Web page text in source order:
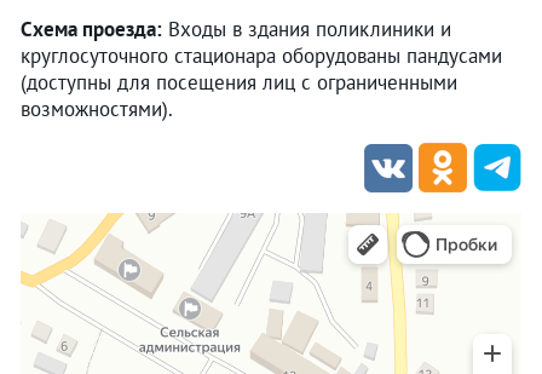
Схема проезда: Входы в здания поликлиники и
круглосуточного стационара оборудованы пандусами
(доступны для посещения лиц с ограниченными
возможностями).